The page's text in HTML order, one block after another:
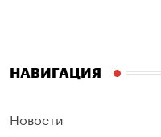
НАВИГАЦИЯ
Новости